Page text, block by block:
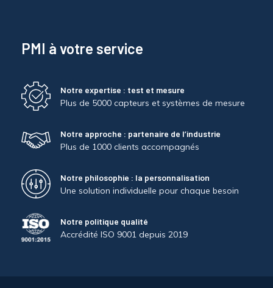
PMI à votre service
Notre expertise : test et mesure
Plus de 5000 capteurs et systèmes de mesure
Notre approche : partenaire de l’industrie
Plus de 1000 clients accompagnés
Notre philosophie : la personnalisation
Une solution individuelle pour chaque besoin
Notre politique qualité
Accrédité ISO 9001 depuis 2019